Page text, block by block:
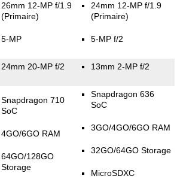
26mm 12-MP f/1.9
(Primaire)
5-MP
24mm 12-MP f/1.9
(Primaire)
5-MP f/2
24mm 20-MP f/2 13mm 2-MP f/2
Snapdragon 710
SoC
4GO/6GO RAM
64GO/128GO
Storage
Snapdragon 636
SoC
3GO/4GO/6GO RAM
32GO/64GO Storage
MicroSDXC